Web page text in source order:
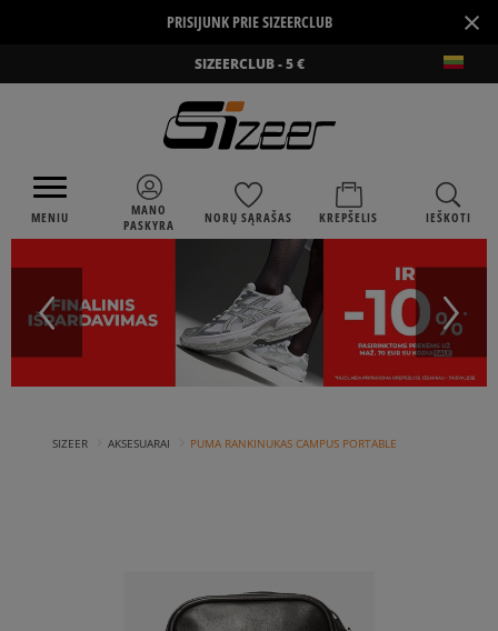
PRISIJUNK PRIE SIZEERCLUB ×
SIZEERCLUB - 5 €
MENIU
MANO
PASKYRA
NORŲ SĄRAŠAS KREPŠELIS IEŠKOTI
SIZEER AKSESUARAI PUMA RANKINUKAS CAMPUS PORTABLE